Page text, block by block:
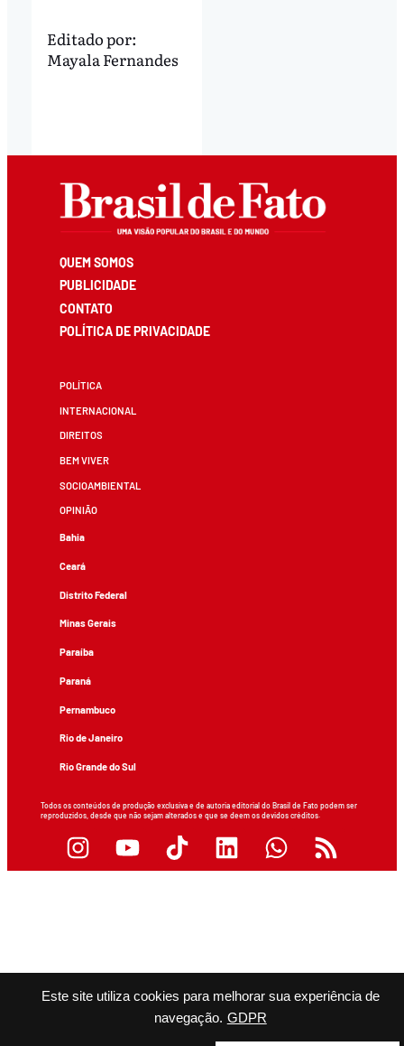
Este site utiliza cookies para melhorar sua experiência de
navegação. GDPR
Editado por:
Mayala Fernandes
QUEM SOMOS
PUBLICIDADE
CONTATO
POLÍTICA DE PRIVACIDADE
POLÍTICA
INTERNACIONAL
DIREITOS
BEM VIVER
SOCIOAMBIENTAL
OPINIÃO
Bahia
Ceará
Distrito Federal
Minas Gerais
Paraíba
Paraná
Pernambuco
Rio de Janeiro
Rio Grande do Sul
Todos os conteúdos de produção exclusiva e de autoria editorial do Brasil de Fato podem ser
reproduzidos, desde que não sejam alterados e que se deem os devidos créditos.